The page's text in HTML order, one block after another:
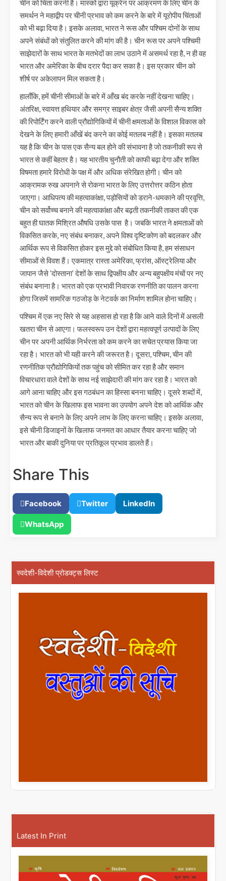
चीन को चिंता करनी है। मास्को द्वारा यूक्रेन पर आक्रमण के लिए चीन के
समर्थन ने महाद्वीप पर चीनी प्रभाव को कम करने के बारे में यूरोपीय चिंताओं
को भी बढ़ा दिया है। इसके अलावा, भारत ने रूस और पश्चिम दोनों के साथ
अपने संबंधों को संतुलित करने की मांग की है। चीन रूस पर अपने पश्चिमी
साझेदारों के साथ भारत के मतभेदों का लाभ उठाने में असमर्थ रहा है, न ही वह
भारत और अमेरिका के बीच दरार पैदा कर सका है। इस प्रकार चीन को
शीर्ष पर अकेलापन मिल सकता है।
हालाँकि, हमें चीनी सीमाओं के बारे में आँख बंद करके नहीं देखना चाहिए।
अंतरिक्ष, स्वायत्त हथियार और समग्र साइबर क्षेत्र जैसी अपनी सैन्य शक्ति
की रिपोर्टिंग करने वाली प्रौद्योगिकियों में चीनी क्षमताओं के विशाल विकास को
देखने के लिए हमारी आँखें बंद करने का कोई मतलब नहीं है। इसका मतलब
यह है कि चीन के पास एक सैन्य बल होने की संभावना है जो तकनीकी रूप से
भारत से कहीं बेहतर है। यह भारतीय चुनौती को काफी बढ़ा देगा और शक्ति
विषमता हमारे विरोधी के पक्ष में और अधिक संरेखित होगी। चीन को
आक्रामक रुख अपनाने से रोकना भारत के लिए उत्तरोत्तर कठिन होता
जाएगा। आधिपत्य की महत्वाकांक्षा, पड़ोसियों को डराने-धमकाने की प्रवृत्ति,
चीन को सर्वोच्च बनाने की महत्वाकांक्षा और बढ़ती तकनीकी ताकत की एक
बहुत ही घातक मिश्रित औषधि उसके पास है। जबकि भारत ने क्षमताओं को
विकसित करके, नए संबंध बनाकर, अपने विश्व दृष्टिकोण को बदलकर और
आर्थिक रूप से विकसित होकर इस मुद्दे को संबोधित किया है, हम संसाधन
सीमाओं से विवश हैं। एकमात्र रास्ता अमेरिका, फ्रांस, ऑस्ट्रेलिया और
जापान जैसे ’दोस्ताना’ देशों के साथ द्विपक्षीय और अन्य बहुपक्षीय मंचों पर नए
संबंध बनाना है। भारत को एक प्रभावी निवारक रणनीति का पालन करना
होगा जिसमें सामरिक गठजोड़ के नेटवर्क का निर्माण शामिल होना चाहिए।
पश्चिम में एक नए सिरे से यह अहसास हो रहा है कि आने वाले दिनों में असली
खतरा चीन से आएगा। फलस्वरूप उन देशों द्वारा महत्वपूर्ण उत्पादों के लिए
चीन पर अपनी आर्थिक निर्भरता को कम करने का सचेत प्रयास किया जा
रहा है। भारत को भी यही करने की जरूरत है। दूसरा, पश्चिम, चीन की
रणनीतिक प्रौद्योगिकियों तक पहुंच को सीमित कर रहा है और समान
विचारधारा वाले देशों के साथ नई साझेदारी की मांग कर रहा है। भारत को
आगे आना चाहिए और इस गठबंधन का हिस्सा बनना चाहिए। दूसरे शब्दों में,
भारत को चीन के खिलाफ इस भावना का उपयोग अपने देश को आर्थिक और
सैन्य रूप से बनाने के लिए अपने लाभ के लिए करना चाहिए। इसके अलावा,
इसे चीनी डिजाइनों के खिलाफ जनमत का आधार तैयार करना चाहिए जो
भारत और बाकी दुनिया पर प्रतिकूल प्रभाव डालते हैं।
Share This
Facebook Twitter LinkedIn
WhatsApp
स्वदेशी-विदेशी प्रोडक्ट्स लिस्ट
Latest In Print